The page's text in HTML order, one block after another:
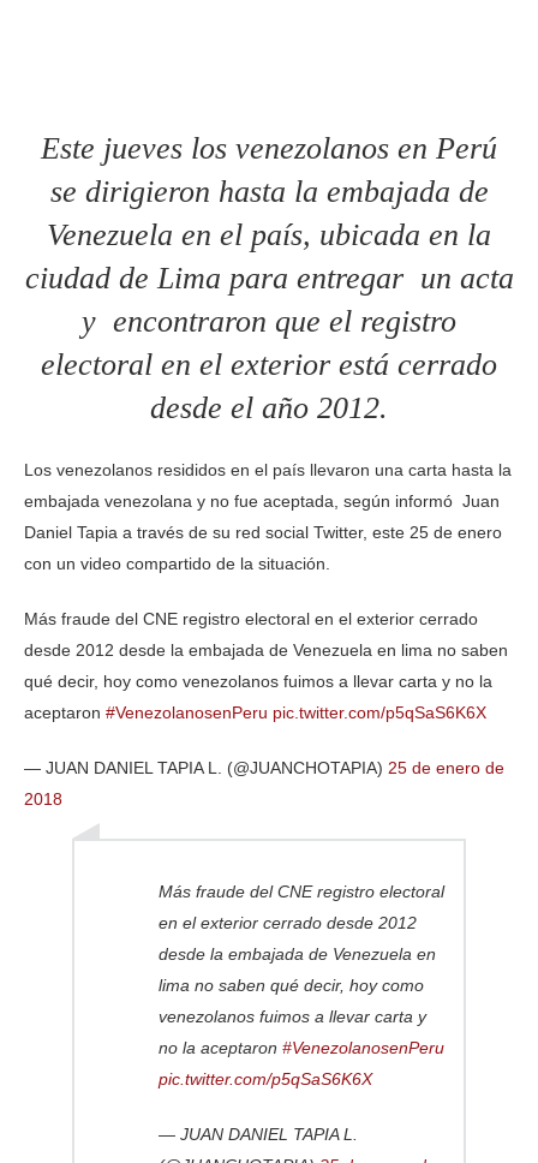
Este jueves los venezolanos en Perú
se dirigieron hasta la embajada de
Venezuela en el país, ubicada en la
ciudad de Lima para entregar un acta
y encontraron que el registro
electoral en el exterior está cerrado
desde el año 2012.
Los venezolanos resididos en el país llevaron una carta hasta la
embajada venezolana y no fue aceptada, según informó Juan
Daniel Tapia a través de su red social Twitter, este 25 de enero
con un video compartido de la situación.
Más fraude del CNE registro electoral en el exterior cerrado
desde 2012 desde la embajada de Venezuela en lima no saben
qué decir, hoy como venezolanos fuimos a llevar carta y no la
aceptaron #VenezolanosenPeru pic.twitter.com/p5qSaS6K6X
— JUAN DANIEL TAPIA L. (@JUANCHOTAPIA) 25 de enero de
2018
Más fraude del CNE registro electoral
en el exterior cerrado desde 2012
desde la embajada de Venezuela en
lima no saben qué decir, hoy como
venezolanos fuimos a llevar carta y
no la aceptaron #VenezolanosenPeru
pic.twitter.com/p5qSaS6K6X
— JUAN DANIEL TAPIA L.